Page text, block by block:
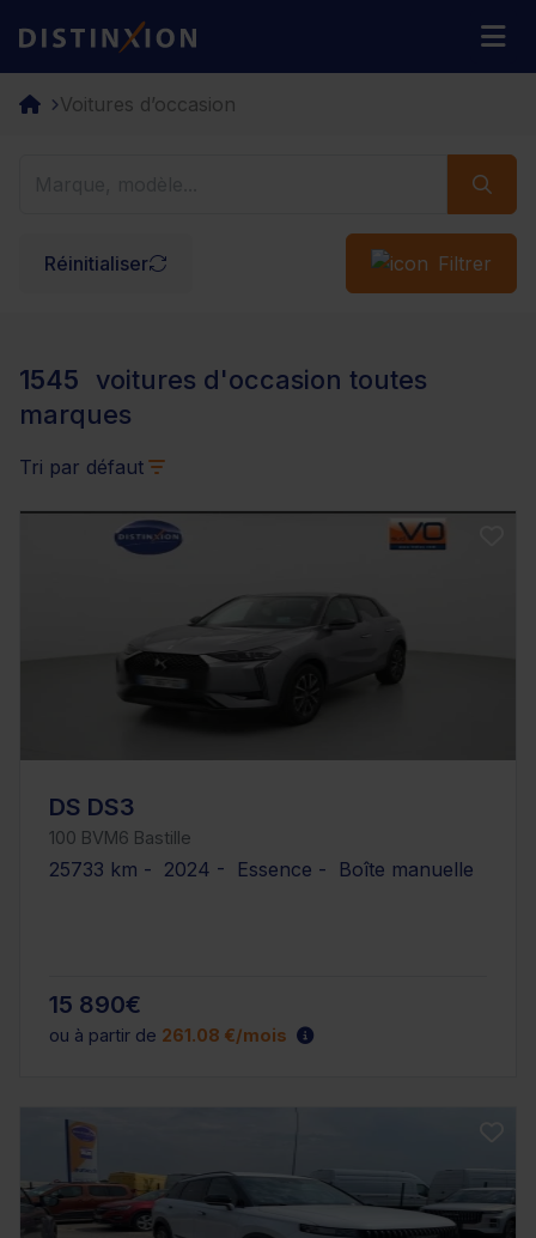
Distinxion
Voitures d’occasion
Réinitialiser Filtrer
1545
voitures d'occasion toutes
marques
Tri par défaut
DS DS3
100 BVM6 Bastille
25733 km - 2024 - Essence - Boîte manuelle
15 890€
ou à partir de 261.08 €/mois